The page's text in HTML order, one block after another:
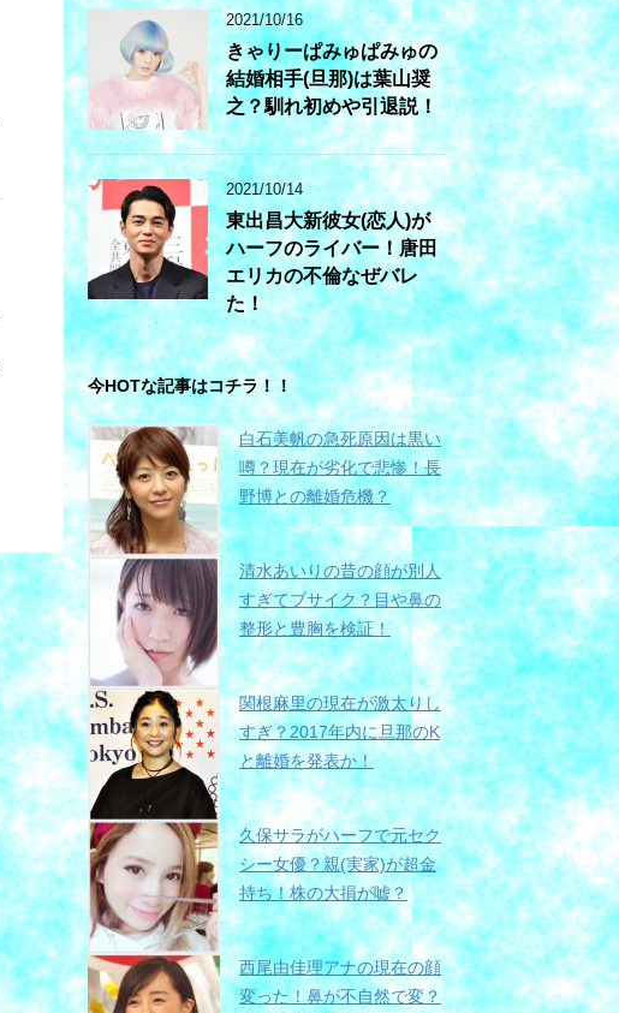
2021/10/16
きゃりーぱみゅぱみゅの
結婚相手(旦那)は葉山奨
之？馴れ初めや引退説！
2021/10/14
東出昌大新彼女(恋人)が
ハーフのライバー！唐田
エリカの不倫なぜバレ
た！
今HOTな記事はコチラ！！
白石美帆の急死原因は黒い
噂？現在が劣化で悲惨！長
野博との離婚危機？
清水あいりの昔の顔が別人
すぎてブサイク？目や鼻の
整形と豊胸を検証！
関根麻里の現在が激太りし
すぎ？2017年内に旦那のK
と離婚を発表か！
久保サラがハーフで元セク
シー女優？親(実家)が超金
持ち！株の大損が嘘？
西尾由佳理アナの現在の顔
変った！鼻が不自然で変？